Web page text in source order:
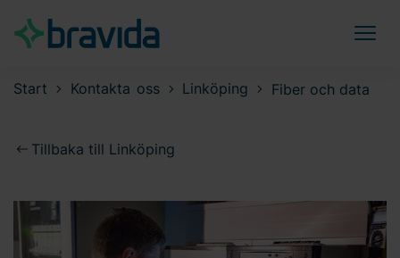
Start Kontakta oss Linköping Fiber och data
Tillbaka till Linköping